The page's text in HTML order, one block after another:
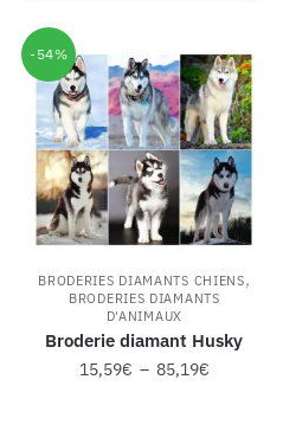
-54%
BRODERIES DIAMANTS CHIENS,
BRODERIES DIAMANTS
D'ANIMAUX
Broderie diamant Husky
15,59€ – 85,19€